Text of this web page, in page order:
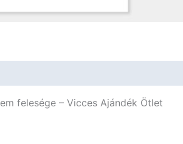
felesége – Vicces Ajándék Ötlet